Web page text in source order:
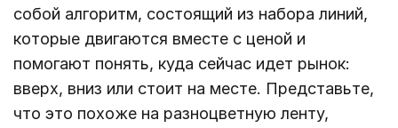
собой алгоритм, состоящий из набора линий,
которые двигаются вместе с ценой и
помогают понять, куда сейчас идет рынок:
вверх, вниз или стоит на месте. Представьте,
что это похоже на разноцветную ленту,